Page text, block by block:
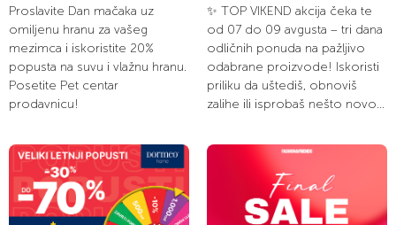
Proslavite Dan mačaka uz
omiljenu hranu za vašeg
mezimca i iskoristite 20%
popusta na suvu i vlažnu hranu.
Posetite Pet centar
prodavnicu!
✨ TOP VIKEND akcija čeka te
od 07 do 09 avgusta – tri dana
odličnih ponuda na pažljivo
odabrane proizvode! Iskoristi
priliku da uštediš, obnoviš
zalihe ili isprobaš nešto novo...